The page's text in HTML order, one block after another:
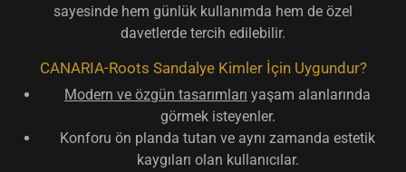
sayesinde hem günlük kullanımda hem de özel
davetlerde tercih edilebilir.
CANARIA-Roots Sandalye Kimler İçin Uygundur?
Modern ve özgün tasarımları yaşam alanlarında
görmek isteyenler.
Konforu ön planda tutan ve aynı zamanda estetik
kaygıları olan kullanıcılar.